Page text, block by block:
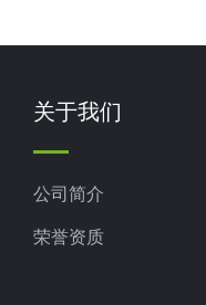
关于我们
公司简介
荣誉资质